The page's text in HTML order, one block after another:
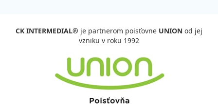
CK INTERMEDIAL® je partnerom poisťovne UNION od jej
vzniku v roku 1992